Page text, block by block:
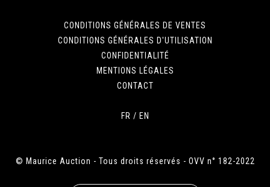
CONDITIONS GÉNÉRALES DE VENTES
CONDITIONS GÉNÉRALES D'UTILISATION
CONFIDENTIALITÉ
MENTIONS LÉGALES
CONTACT
FR / EN
© Maurice Auction - Tous droits réservés - OVV n° 182-2022